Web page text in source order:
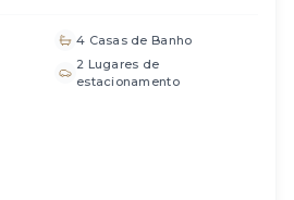
4 Casas de Banho
2 Lugares de
estacionamento